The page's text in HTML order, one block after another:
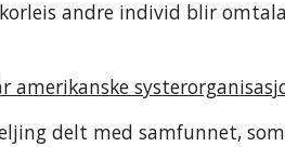
andre individ blir
amerikanske
delt med samfunnet,